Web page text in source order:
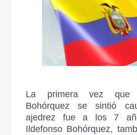
La primera vez que
Bohórquez se sintió
ajedrez fue a los 7
Ildefonso Bohórquez,